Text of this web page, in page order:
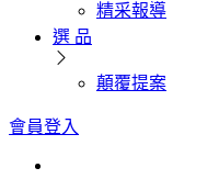
精采報導
選 品
顛覆提案
會員登入